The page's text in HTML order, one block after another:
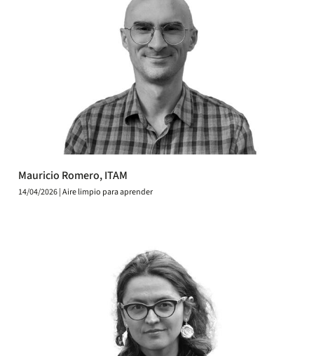
Mauricio Romero, ITAM
14/04/2026 | Aire limpio para aprender